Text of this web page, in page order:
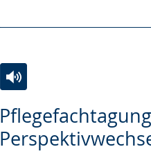
Leichten
Sprache
Audio-
Unterstützung.
Video
in